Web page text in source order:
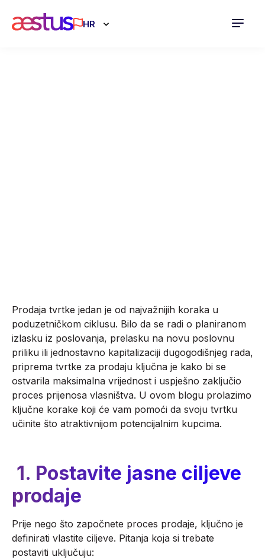
HR
Prodaja tvrtke jedan je od najvažnijih koraka u
poduzetničkom ciklusu. Bilo da se radi o planiranom
izlasku iz poslovanja, prelasku na novu poslovnu
priliku ili jednostavno kapitalizaciji dugogodišnjeg rada,
priprema tvrtke za prodaju ključna je kako bi se
ostvarila maksimalna vrijednost i uspješno zaključio
proces prijenosa vlasništva. U ovom blogu prolazimo
ključne korake koji će vam pomoći da svoju tvrtku
učinite što atraktivnijom potencijalnim kupcima.
1. Postavite jasne ciljeve
prodaje
Prije nego što započnete proces prodaje, ključno je
definirati vlastite ciljeve. Pitanja koja si trebate
postaviti uključuju: